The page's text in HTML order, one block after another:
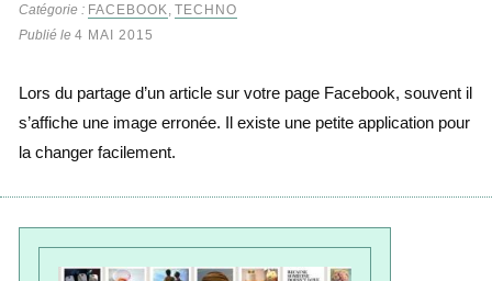
Catégorie : FACEBOOK, TECHNO
Publié le 4 MAI 2015
Lors du partage d’un article sur votre page Facebook, souvent il
s’affiche une image erronée. Il existe une petite application pour
la changer facilement.